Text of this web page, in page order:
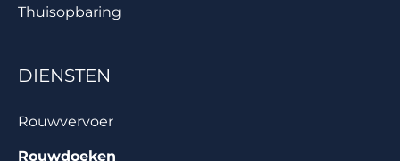
Thuisopbaring
DIENSTEN
Rouwvervoer
Rouwdoeken